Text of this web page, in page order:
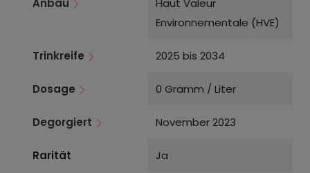
Anbau
Haut Valeur
Environnementale (HVE)
Trinkreife 2025 bis 2034
Dosage 0 Gramm / Liter
Degorgiert November 2023
Rarität Ja